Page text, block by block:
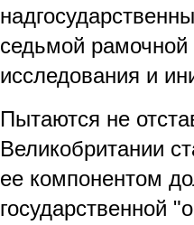
седьмой
исследования и
Пытаются не
Великобритании
ее компонентом
государственной